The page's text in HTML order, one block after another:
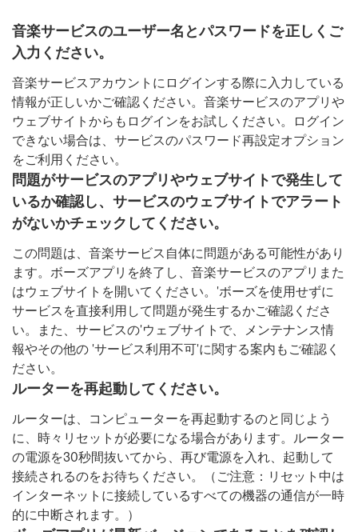
音楽サービスのユーザー名とパスワードを正しくご
入力ください。
音楽サービスアカウントにログインする際に入力している
情報が正しいかご確認ください。音楽サービスのアプリや
ウェブサイトからもログインをお試しください。ログイン
できない場合は、サービスのパスワード再設定オプション
をご利用ください。
問題がサービスのアプリやウェブサイトで発生して
いるか確認し、サービスのウェブサイトでアラート
がないかチェックしてください。
この問題は、音楽サービス自体に問題がある可能性があり
ます。ボーズアプリを終了し、音楽サービスのアプリまた
はウェブサイトを開いてください。'ボーズを使用せずに
サービスを直接利用して問題が発生するかご確認くださ
い。また、サービスの'ウェブサイトで、メンテナンス情
報やその他の 'サービス利用不可'に関する案内もご確認く
ださい。
ルーターを再起動してください。
ルーターは、コンピューターを再起動するのと同じよう
に、時々リセットが必要になる場合があります。ルーター
の電源を30秒間抜いてから、再び電源を入れ、起動して
接続されるのをお待ちください。（ご注意：リセット中は
インターネットに接続しているすべての機器の通信が一時
的に中断されます。）